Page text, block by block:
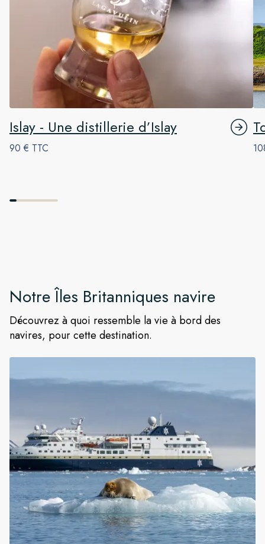
Islay - Une distillerie d’Islay
90 € TTC
NotreÎles Britanniques navire
Découvrez à quoi ressemble la vie à bord des
navires, pour cette destination.